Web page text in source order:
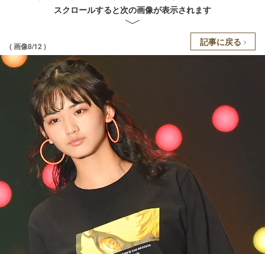
スクロールすると次の画像が表示されます
( 画像8/12 ) 記事に戻る